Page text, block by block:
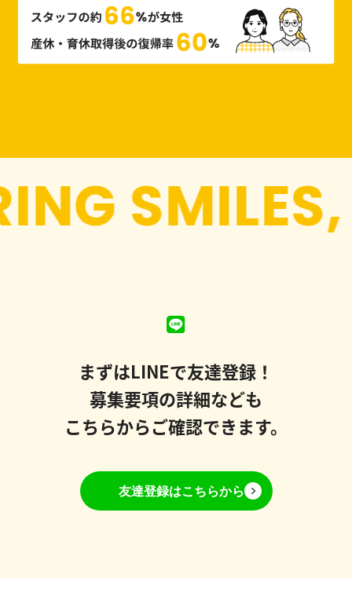
まずはLINEで友達登録！
募集要項の詳細なども
こちらからご確認できます。
友達登録はこちらから
SMILES,